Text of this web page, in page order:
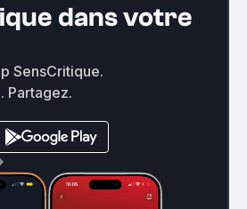
dans votre
SensCritique.
Partagez.